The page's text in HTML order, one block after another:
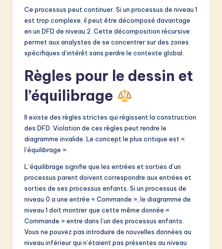
Ce processus peut continuer. Si un processus de niveau 1
est trop complexe, il peut être décomposé davantage
en un DFD de niveau 2. Cette décomposition récursive
permet aux analystes de se concentrer sur des zones
spécifiques d’intérêt sans perdre le contexte global.
Règles pour le dessin et
l’équilibrage
Il existe des règles strictes qui régissent la construction
des DFD. Violation de ces règles peut rendre le
diagramme invalide. Le concept le plus critique est «
l’équilibrage ».
L’équilibrage signifie que les entrées et sorties d’un
processus parent doivent correspondre aux entrées et
sorties de ses processus enfants. Si un processus de
niveau 0 a une entrée « Commande », le diagramme de
niveau 1 doit montrer que cette même donnée «
Commande » entre dans l’un des processus enfants.
Vous ne pouvez pas introduire de nouvelles données au
niveau inférieur qui n’étaient pas présentes au niveau